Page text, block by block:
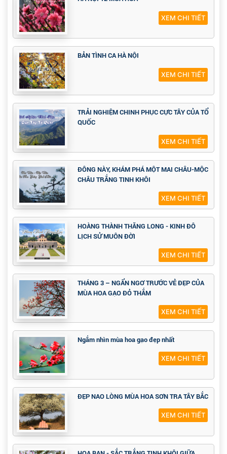
XEM CHI TIẾT
BẢN TÌNH CA HÀ NỘI
XEM CHI TIẾT
TRẢI NGHIỆM CHINH PHỤC CỰC TÂY CỦA TỔ
QUỐC
XEM CHI TIẾT
ĐÔNG NÀY, KHÁM PHÁ MỘT MAI CHÂU-MỘC
CHÂU TRẮNG TINH KHÔI
XEM CHI TIẾT
HOÀNG THÀNH THĂNG LONG - KINH ĐÔ
LỊCH SỬ MUÔN ĐỜI
XEM CHI TIẾT
THÁNG 3 – NGẨN NGƠ TRƯỚC VẺ ĐẸP CỦA
MÙA HOA GẠO ĐỎ THẮM
XEM CHI TIẾT
Ngắm nhìn mùa hoa gạo đẹp nhất
XEM CHI TIẾT
ĐẸP NAO LÒNG MÙA HOA SƠN TRA TÂY BẮC
XEM CHI TIẾT